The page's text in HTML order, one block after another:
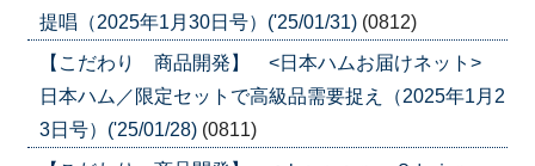
提唱（2025年1月30日号）('25/01/31) (0812)
【こだわり 商品開発】 <日本ハムお届けネット>
日本ハム／限定セットで高級品需要捉え（2025年1月2
3日号）('25/01/28) (0811)